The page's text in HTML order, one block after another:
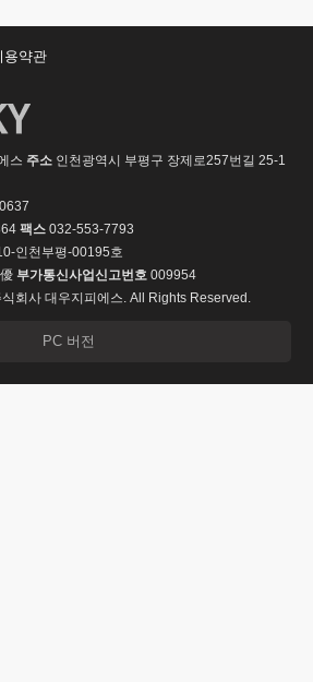
용약관
스 주소 인천광역시 부평구 장제로257번길 25-1
팩스 032-553-7793
인천부평-00195호
부가통신사업신고번호 009954
회사 대우지피에스. All Rights Reserved.
PC 버전